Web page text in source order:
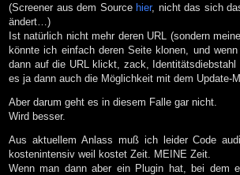
(Screener aus dem Source hier, nicht das sich
ändert…)
Ist natürlich nicht mehr deren URL (sondern
könnte ich einfach deren Seite klonen, und
dann auf die URL klickt, zack, Identitätsdiebstahl
es ja dann auch die Möglichkeit mit dem Update-
Aber darum geht es in diesem Falle gar nicht.
Wird besser.
Aus aktuellem Anlass muß ich leider Code
kostenintensiv weil kostet Zeit. MEINE Zeit.
Wenn man dann aber ein Plugin hat, bei dem